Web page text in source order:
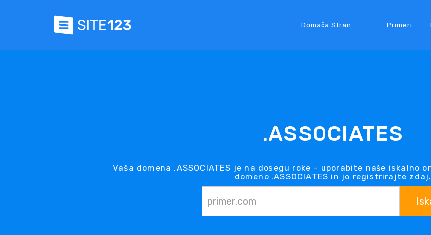
Domača Stran Primeri
.ASSOCIATES
Vaša domena .ASSOCIATES je na dosegu roke – uporabite naše iskalno
domeno .ASSOCIATES in jo registrirajte zdaj.